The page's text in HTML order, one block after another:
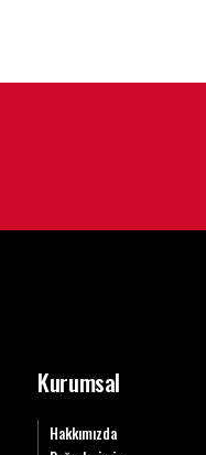
Kurumsal
Hakkımızda